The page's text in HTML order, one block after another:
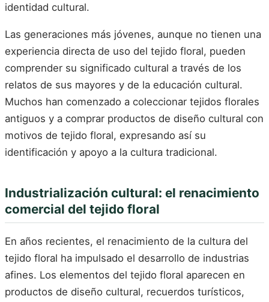
identidad cultural.
Las generaciones más jóvenes, aunque no tienen una
experiencia directa de uso del tejido floral, pueden
comprender su significado cultural a través de los
relatos de sus mayores y de la educación cultural.
Muchos han comenzado a coleccionar tejidos florales
antiguos y a comprar productos de diseño cultural con
motivos de tejido floral, expresando así su
identificación y apoyo a la cultura tradicional.
Industrialización cultural: el renacimiento
comercial del tejido floral
En años recientes, el renacimiento de la cultura del
tejido floral ha impulsado el desarrollo de industrias
afines. Los elementos del tejido floral aparecen en
productos de diseño cultural, recuerdos turísticos,